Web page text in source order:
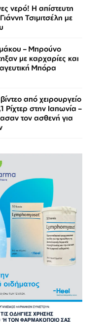
νερό! Η απίστευτη
Τσιμιτσέλη με
– Μπρούνο
με καρχαρίες και
Μπόρα
από χειρουργείο
Ρίχτερ στην Ιαπωνία –
τον ασθενή για